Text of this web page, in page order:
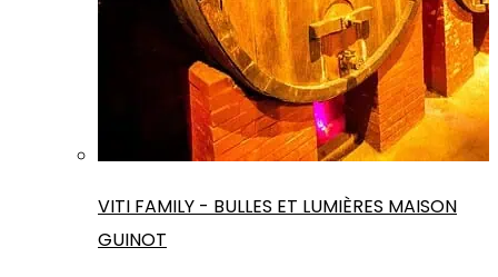
VITI FAMILY - BULLES ET LUMIÈRES MAISON
GUINOT